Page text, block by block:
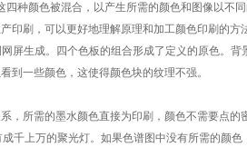
颜色被混合，以产生所需的颜色和图像以不
刷，可以更好地理解原理和加工颜色印刷的方
屏生成。四个色板的组合形成了定义的原色。背
到一些颜色，这使得颜色块的纹理不强。
所需的墨水颜色直接为印刷，颜色不需要点的
千上万的聚光灯。如果色谱图中没有所需的颜